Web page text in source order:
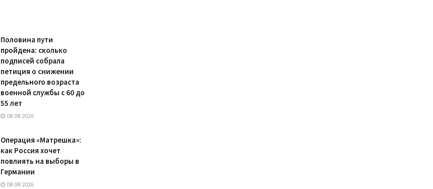
Половина пути
пройдена: сколько
подписей собрала
петиция о снижении
предельного возраста
военной службы с 60 до
55 лет
08.08.2026
Операция «Матрешка»:
как Россия хочет
повлиять на выборы в
Германии
08.08.2026